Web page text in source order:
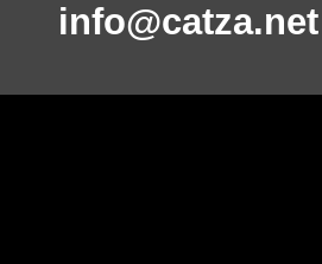
info@catza.net